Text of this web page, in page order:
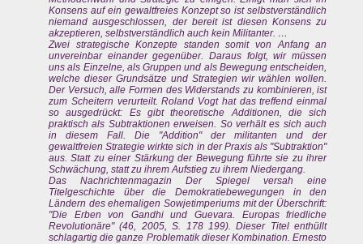
Konsens auf ein gewaltfreies Konzept so ist selbstverständlich
niemand ausgeschlossen, der bereit ist diesen Konsens zu
akzeptieren, selbstverständlich auch kein Militanter. …
Zwei strategische Konzepte standen somit von Anfang an
unvereinbar einander gegenüber. Daraus folgt, wir müssen
uns als Einzelne, als Gruppen und als Bewegung entscheiden,
welche dieser Grundsätze und Strategien wir wählen wollen.
Der Versuch, alle Formen des Widerstands zu kombinieren, ist
zum Scheitern verurteilt. Roland Vogt hat das treffend einmal
so ausgedrückt: Es gibt theoretische Additionen, die sich
praktisch als Subtraktionen erweisen. So verhält es sich auch
in diesem Fall. Die "Addition" der militanten und der
gewaltfreien Strategie wirkte sich in der Praxis als "Subtraktion"
aus. Statt zu einer Stärkung der Bewegung führte sie zu ihrer
Schwächung, statt zu ihrem Aufstieg zu ihrem Niedergang.
Das Nachrichtenmagazin Der Spiegel versah eine
Titelgeschichte über die Demokratiebewegungen in den
Ländern des ehemaligen Sowjetimperiums mit der Überschrift:
"Die Erben von Gandhi und Guevara. Europas friedliche
Revolutionäre" (46, 2005, S. 178 199). Dieser Titel enthüllt
schlagartig die ganze Problematik dieser Kombination. Ernesto